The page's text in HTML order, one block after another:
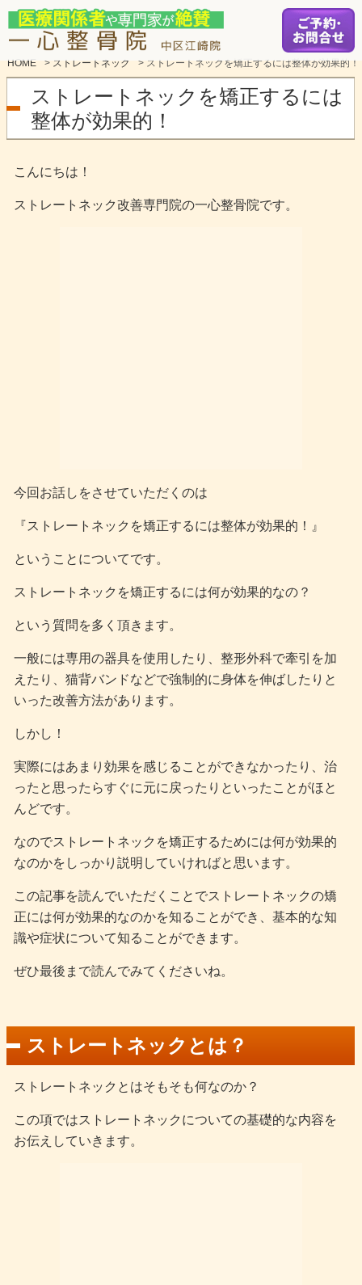
HOME > ストレートネック > ストレートネックを矯正するには整体が効果的！
ストレートネックを矯正するには
整体が効果的！
こんにちは！
ストレートネック改善専門院の一心整骨院です。
今回お話しをさせていただくのは
『ストレートネックを矯正するには整体が効果的！』
ということについてです。
ストレートネックを矯正するには何が効果的なの？
という質問を多く頂きます。
一般には専用の器具を使用したり、整形外科で牽引を加
えたり、猫背バンドなどで強制的に身体を伸ばしたりと
いった改善方法があります。
しかし！
実際にはあまり効果を感じることができなかったり、治
ったと思ったらすぐに元に戻ったりといったことがほと
んどです。
なのでストレートネックを矯正するためには何が効果的
なのかをしっかり説明していければと思います。
この記事を読んでいただくことでストレートネックの矯
正には何が効果的なのかを知ることができ、基本的な知
識や症状について知ることができます。
ぜひ最後まで読んでみてくださいね。
ストレートネックとは？
ストレートネックとはそもそも何なのか？
この項ではストレートネックについての基礎的な内容を
お伝えしていきます。